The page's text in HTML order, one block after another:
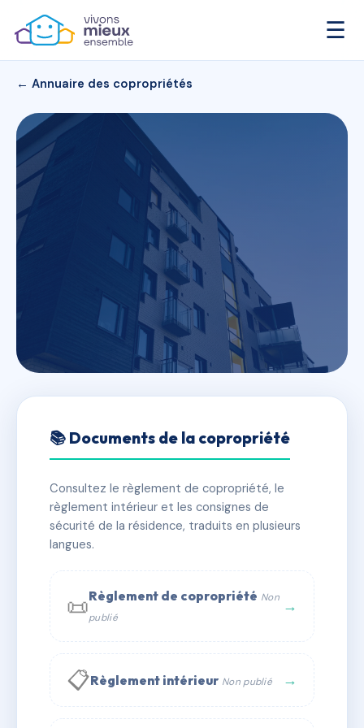
☰
← Annuaire des copropriétés
SAINT ANDRE (21-23-25)
Metz
✓ Immatriculée 🏠 86 lots 🏗 1 bâtiment(s)
✉ Email
📚 Documents de la copropriété
Consultez le règlement de copropriété, le
règlement intérieur et les consignes de
sécurité de la résidence, traduits en plusieurs
langues.
📜Règlement de copropriété Non
publié
→
📋Règlement intérieur Non publié →